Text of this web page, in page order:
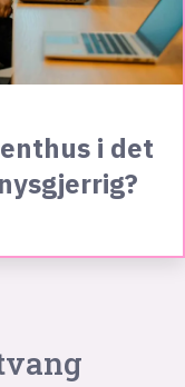
i det